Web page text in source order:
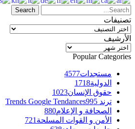
تصنيفات
تصنيفات
الأرشيف
الأرشيف
Popular Categories
مستجدات4577
الدولية1718
حقوق الإنسان1023
ترند Trends Google Tendances 995
الصحافة و الإعلام880
الأمن و القوات المسلحة 721